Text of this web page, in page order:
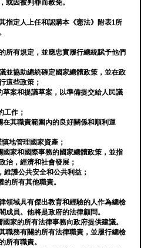
或因被判罪而赦免。
指定人上任和認購本《憲法》附表1所
所有規定，並應忠實履行總統賦予他們
並協助總統確定國家總體政策，並在政
這些政策；
案和提議草案，以準備提交給人民議
工作；
其職責範圍內的良好關係和順利運
地管理國家資產；
家和國際事務的國家總體政策，並指
治，經濟和社會發展；
護公共安全和公共利益；
所有其他職責。
領域具有傑出教育和經驗的人作為總檢
成員。他將是政府的法律顧問。
家的所有法律事務向政府提供建議。
職務有關的所有法律職責，並履行總檢
所有職責。